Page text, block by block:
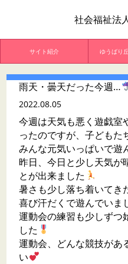
社会福祉法
サイト紹介 ゆうばり
雨天・曇天だった今週…
2022.08.05
今週は天気も悪く遊戯室
ったのですが、子どもた
みんな元気いっぱいで遊
昨日、今日と少し天気が
とが出来ました
暑さも少し落ち着いてき
喜び汗だくで遊んでいま
運動会の練習も少しずつ
した
運動会、どんな競技があ
い